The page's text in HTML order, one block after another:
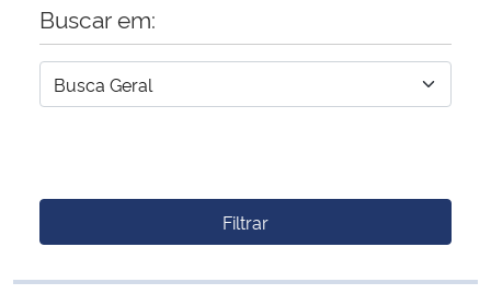
Buscar em:
Filtrar